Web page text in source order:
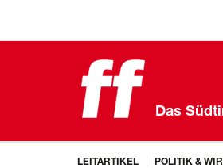
Das
LEITARTIKEL POLITIK &